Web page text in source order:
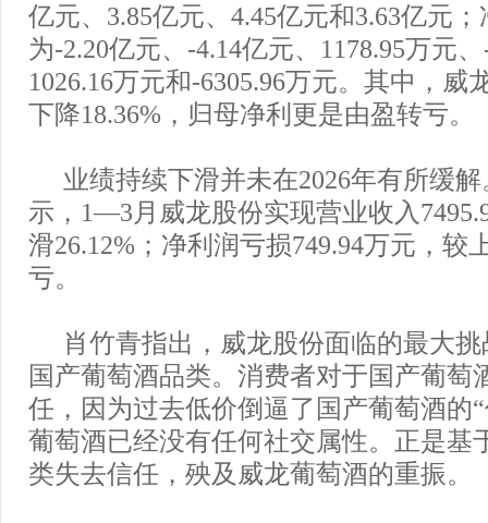
亿元、3.85亿元、4.45亿元和3.63亿元
为-2.20亿元、-4.14亿元、1178.95万元
1026.16万元和-6305.96万元。其中，威
下降18.36%，归母净利更是由盈转亏。
业绩持续下滑并未在2026年有所缓
示，1—3月威龙股份实现营业收入
滑26.12%；净利润亏损749.94万元，较
亏。
肖竹青指出，威龙股份面临的最大
国产葡萄酒品类。消费者对于国产葡萄
任，因为过去低价倒逼了国产葡萄酒的
葡萄酒已经没有任何社交属性。正是基
类失去信任，殃及威龙葡萄酒的重振。